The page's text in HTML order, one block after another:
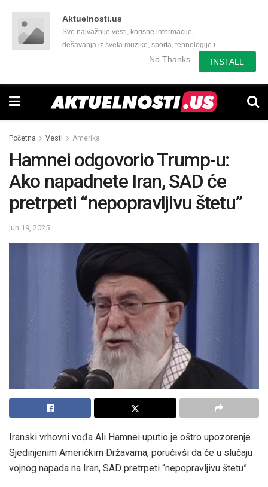
Aktuelnosti.us
Sve najvažnije vesti, korisne informacije,
dešavanja iz sveta muzike, sporta, tehnologije i
još mnogo toga zanimljivog.No Thanks INSTALL
Početna Vesti Amerika
Hamnei odgovorio Trump-u:
Ako napadnete Iran, SAD će
pretrpeti “nepopravljivu štetu”
jun 19, 2025
Iranski vrhovni vođa Ali Hamnei uputio je oštro upozorenje
Sjedinjenim Američkim Državama, poručivši da će u slučaju
vojnog napada na Iran, SAD pretrpeti “nepopravljivu štetu”.